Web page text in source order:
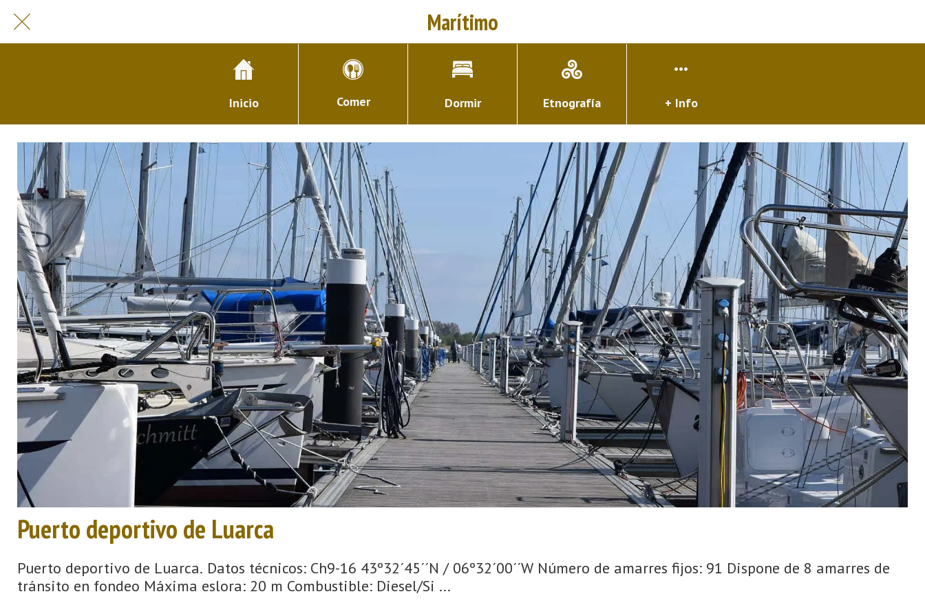
Marítimo
Inicio Comer Dormir Etnografía + Info
Puerto deportivo de Luarca
Puerto deportivo de Luarca. Datos técnicos: Ch9-16 43º32´45´´N / 06º32´00´´W Número de amarres fijos: 91 Dispone de 8 amarres de
tránsito en fondeo Máxima eslora: 20 m Combustible: Diesel/Si ...